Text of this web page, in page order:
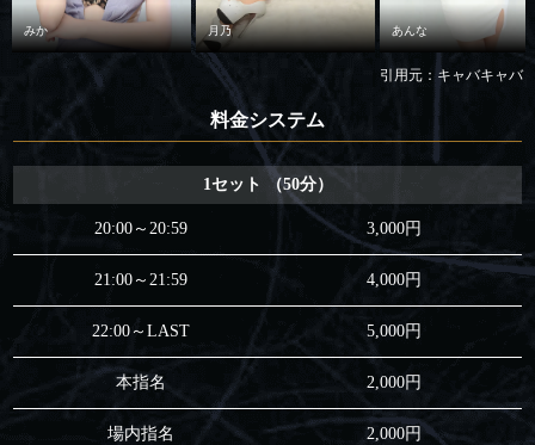
みか 月乃 あんな
引用元：キャバキャバ
料金システム
1セット （50分）
20:00～20:59 3,000円
21:00～21:59 4,000円
22:00～LAST 5,000円
本指名 2,000円
場内指名 2,000円